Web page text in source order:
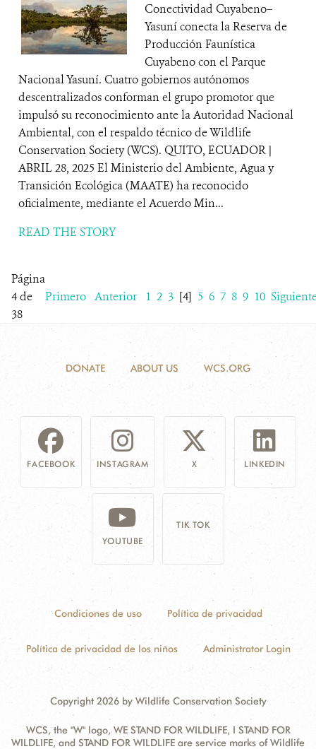
Conectividad Cuyabeno–
Yasuní conecta la Reserva de
Producción Faunística
Cuyabeno con el Parque
Nacional Yasuní. Cuatro gobiernos autónomos
descentralizados conforman el grupo promotor que
impulsó su reconocimiento ante la Autoridad Nacional
Ambiental, con el respaldo técnico de Wildlife
Conservation Society (WCS). QUITO, ECUADOR |
ABRIL 28, 2025 El Ministerio del Ambiente, Agua y
Transición Ecológica (MAATE) ha reconocido
oficialmente, mediante el Acuerdo Min...
READ THE STORY
Página
4 de
38
Primero Anterior 1 2 3 [4] 5 6 7 8 9 10
DONATE ABOUT US WCS.ORG
FACEBOOK INSTAGRAM X LINKEDIN
YOUTUBE
TIK TOK
Condiciones de uso Política de privacidad
Política de privacidad de los niños Administrator Login
Copyright 2026 by Wildlife Conservation Society
WCS, the "W" logo, WE STAND FOR WILDLIFE, I STAND FOR
WILDLIFE, and STAND FOR WILDLIFE are service marks of Wildlife